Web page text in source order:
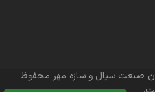
صنعت سیال و سازه مهر محفوظ